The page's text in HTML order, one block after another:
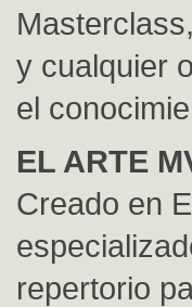
y cualquier
el
EL ARTE
Creado en
repertorio